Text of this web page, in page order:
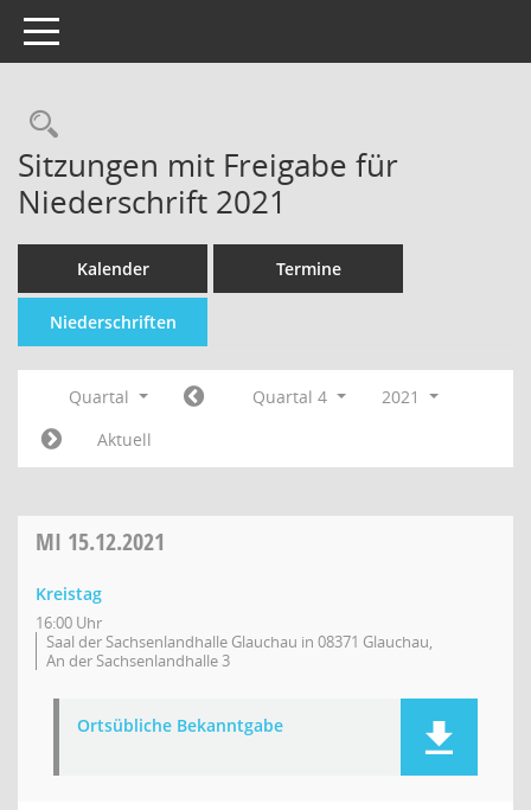
Toggle navigation
Sitzungen mit Freigabe für
Niederschrift 2021
Kalender Termine
Niederschriften
Quartal Quartal 4
2021
Aktuell
MI 15.12.2021
Kreistag
16:00 Uhr
Saal der Sachsenlandhalle Glauchau in 08371 Glauchau,
An der Sachsenlandhalle 3
Ortsübliche Bekanntgabe